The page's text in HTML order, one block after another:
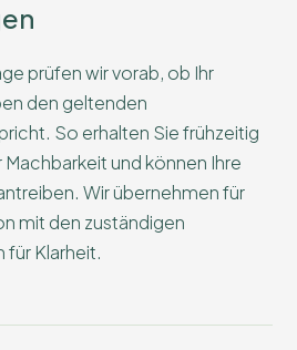
prüfen wir vorab, ob Ihr
den geltenden
So erhalten Sie frühzeitig
und können Ihre
Wir übernehmen für
mit den zuständigen
für Klarheit.